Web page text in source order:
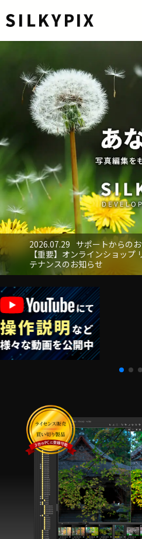
2026.07.29 サポートからの
【重要】オンラインショップ
テナンスのお知らせ